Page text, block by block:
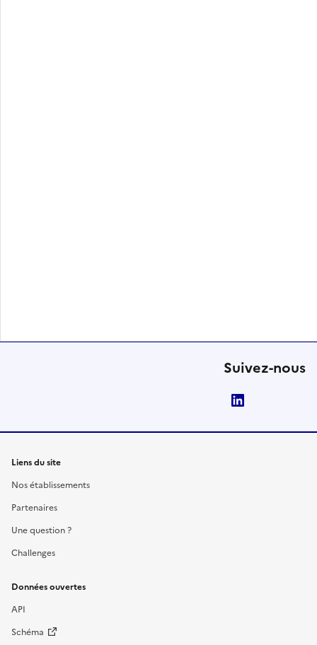
Suivez-nous
Liens du site
Nos établissements
Partenaires
Une question ?
Challenges
Données ouvertes
API
Schéma